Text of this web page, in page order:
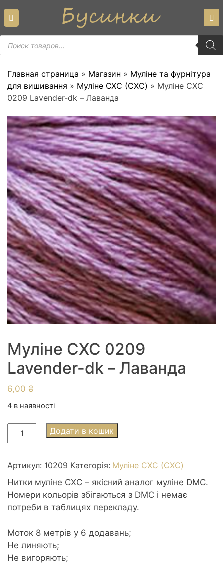
content
Пошук
товарів
Главная страница » Магазин » Муліне та фурнітура
для вишивання » Муліне СХС (CXC) » Муліне СХС
0209 Lavender-dk – Лаванда
Муліне СХС 0209
Lavender-dk – Лаванда
6,00 ₴
4 в наявності
Муліне
СХС
Lavender-
dk
-
Лаванда
кількість
Додати в кошик
Артикул: 10209 Категорія: Муліне СХС (CXC)
Нитки муліне СХС – якісний аналог муліне DMC.
Номери кольорів збігаються з DMC і немає
потреби в таблицях перекладу.
Моток 8 метрів у 6 додавань;
Не линяють;
Не вигоряють;